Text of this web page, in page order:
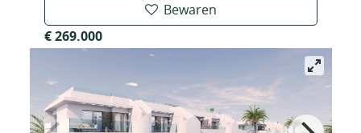
Bewaren
€ 269.000